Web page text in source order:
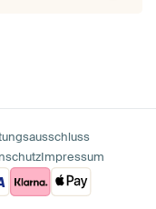
Impressum